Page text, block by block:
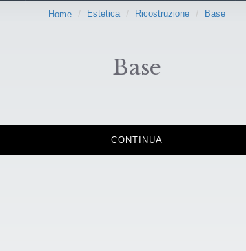
Home Estetica Ricostruzione Base
Base
CONTINUA